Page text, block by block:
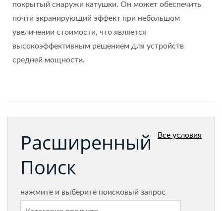
покрытый снаружи катушки. Он может обеспечить
почти экранирующий эффект при небольшом
увеличении стоимости, что является
высокоэффективным решением для устройств
средней мощности.
Все условия
Расширенный
Поиск
нажмите и выберите поисковый запрос